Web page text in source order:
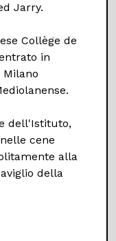
Jarry.
Collège de
in
Milano
dell'Istituto,
cene
alla
della